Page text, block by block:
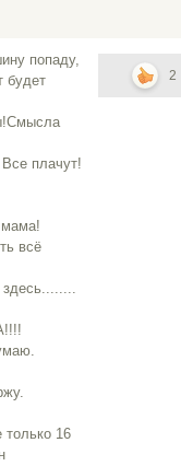
попаду,
будет
плачут!
всё
только 16
2